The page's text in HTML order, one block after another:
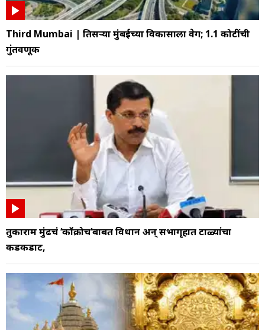
Third Mumbai | तिसऱ्या मुंबईच्या विकासाला वेग; 1.1 कोटींची
गुंतवणूक
तुकाराम मुंढेंचं ‘कॉक्रोच’बाबत विधान अन् सभागृहात टाळ्यांचा
कडकडाट,